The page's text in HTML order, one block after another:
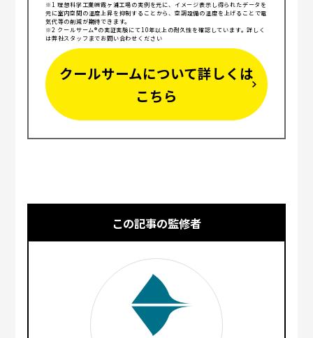
※1 理想科学工業㈱霞ヶ浦工場の実例を元に、イメージ表示し得られたデータを
元に室内空間の温度上昇を抑制することから、空調設備の温度を上げることで電
気代等の削減が期待できます。
※2 クールサーム®の実証実験にて10年以上の耐久性を確認しています。詳しく
は弊社スタッフまでお問い合わせください
クールサームについて詳しくは
こちら
この記事の監修者